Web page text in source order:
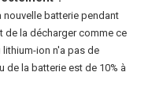
nouvelle batterie pendant
de la décharger comme ce
ion n'a pas de
de la batterie est de 10% à